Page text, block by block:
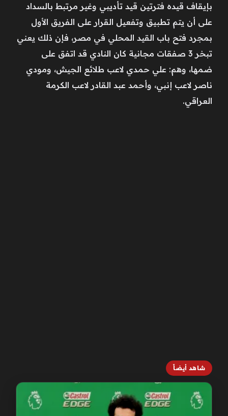
بإيقاف قيده فترتين قيد تأديبي وغير مرتبط بالسداد
على أن يتم تطبيق وتفعيل القرار على الفريق الأول
بمجرد فتح باب القيد المحلي في مصر، فإن ذلك يعني
تبخر 3 صفقات مجانية كان النادي قد اتفق على
ضمها، وهم: علي حمدي لاعب طلائع الجيش، ومودي
ناصر لاعب إنبي، وأحمد عبد القادر لاعب الكرمة
العراقي.
شاهد أيضاً